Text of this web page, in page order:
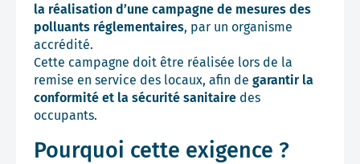
la réalisation d’une campagne de mesures des
polluants réglementaires, par un organisme
accrédité.
Cette campagne doit être réalisée lors de la
remise en service des locaux, afin de garantir la
conformité et la sécurité sanitaire des
occupants.
Pourquoi cette exigence ?